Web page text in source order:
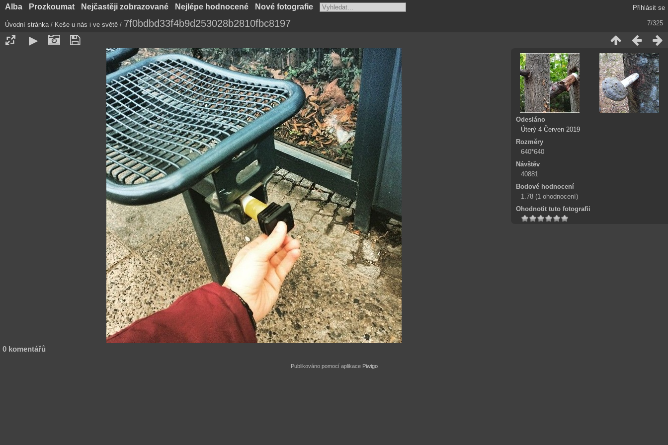
Alba Prozkoumat Nejčastěji zobrazované Nejlépe hodnocené Nové fotografie Přihlásit se
7/325
Úvodní stránka/ Keše u nás i ve světě / 7f0bdbd33f4b9d253028b2810fbc8197
Odesláno
Úterý 4 Červen 2019
Rozměry
640*640
Návštěv
40881
Bodové hodnocení
1.78 (1 ohodnocení)
Ohodnotit tuto fotografii
0 komentářů
Publikováno pomocí aplikace Piwigo